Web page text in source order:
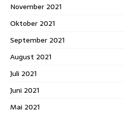
November 2021
Oktober 2021
September 2021
August 2021
Juli 2021
Juni 2021
Mai 2021